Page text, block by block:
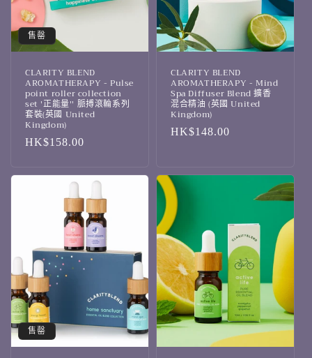
售罄
CLARITY BLEND
AROMATHERAPY - Pulse
point roller collection
set '正能量'' 脈搏滾輪系列
套裝(英國 United
Kingdom)
定
HK$158.00
CLARITY BLEND
AROMATHERAPY - Mind
Spa Diffuser Blend 擴香
混合精油 (英國 United
Kingdom)
定
HK$148.00
售罄